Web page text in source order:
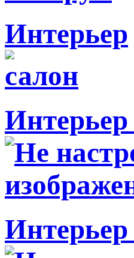
Интерьер
Интерьер
Интерьер